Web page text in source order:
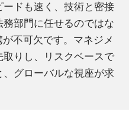
ドも速く、技術と密接
部門に任せるのではな
不可欠です。マネジメ
りし、リスクベースで
グローバルな視座が求